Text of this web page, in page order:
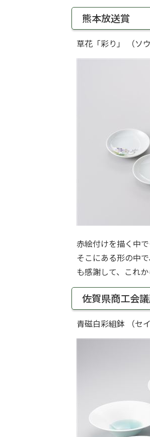
熊本放送賞
草花「彩り」 （ソ
赤絵付けを描く中
そこにある形の中
も感謝して、これか
佐賀県商工会
青磁白彩組鉢 （セ